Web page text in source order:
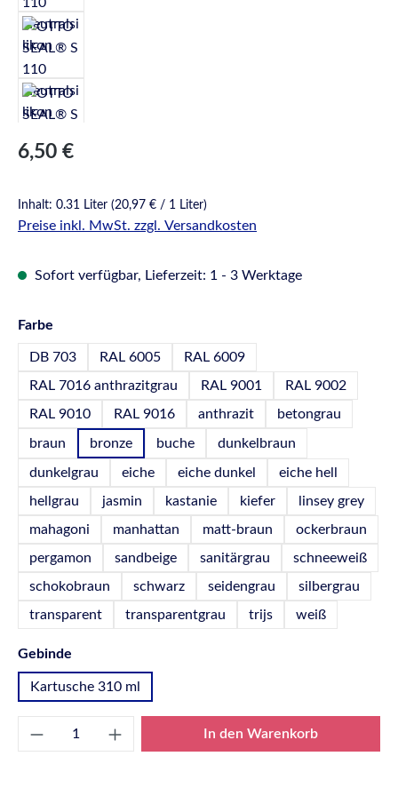
Regulärer Preis:
6,50 €
Inhalt: 0.31 Liter (20,97 € / 1 Liter)
Preise inkl. MwSt. zzgl. Versandkosten
Sofort verfügbar, Lieferzeit: 1 - 3 Werktage
Farbe
DB 703 RAL 6005
RAL 6009
RAL 7016 anthrazitgrau
RAL 9001
RAL 9002
RAL 9010
RAL 9016 anthrazit betongrau
braun bronze buche dunkelbraun
dunkelgrau eiche eiche dunkel
eiche hell
hellgrau
jasmin kastanie kiefer
linsey grey
mahagoni
manhattan matt-braun
ockerbraun
pergamon
sandbeige sanitärgrau
schneeweiß
schokobraun
schwarz seidengrau
silbergrau
transparent
transparentgrau trijs weiß
Gebinde
Kartusche 310 ml
Produkt Anzahl: Gib den gewünschten
In den Warenkorb